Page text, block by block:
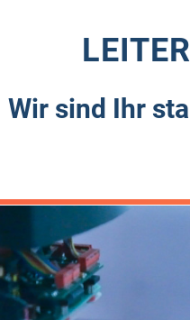
Wir sind Ihr